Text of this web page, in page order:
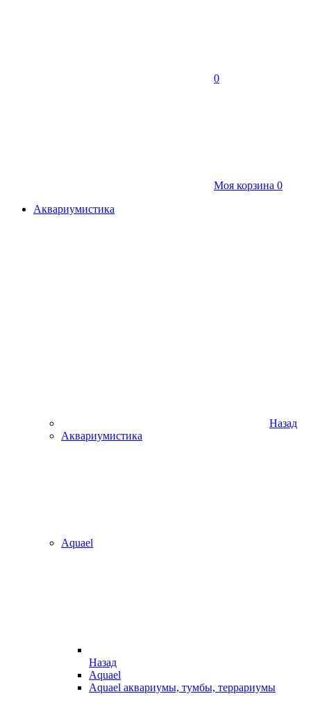
0
Моя корзина 0
Аквариумистика
Назад
Аквариумистика
Aquael
Назад
Aquael
Aquael аквариумы, тумбы, террариумы